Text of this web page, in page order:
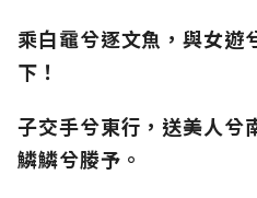
乘白黿兮逐文魚，與女遊
下！
子交手兮東行，送美人兮
鱗鱗兮媵予。